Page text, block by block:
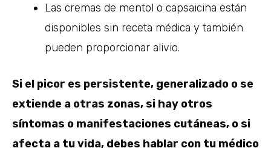
Las cremas de mentol o capsaicina están
disponibles sin receta médica y también
pueden proporcionar alivio.
Si el picor es persistente, generalizado o se
extiende a otras zonas, si hay otros
síntomas o manifestaciones cutáneas, o si
afecta a tu vida, debes hablar con tu médico